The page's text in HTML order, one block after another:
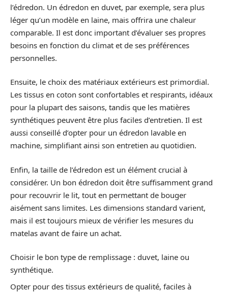
l’édredon. Un édredon en duvet, par exemple, sera plus
léger qu’un modèle en laine, mais offrira une chaleur
comparable. Il est donc important d’évaluer ses propres
besoins en fonction du climat et de ses préférences
personnelles.
Ensuite, le choix des matériaux extérieurs est primordial.
Les tissus en coton sont confortables et respirants, idéaux
pour la plupart des saisons, tandis que les matières
synthétiques peuvent être plus faciles d’entretien. Il est
aussi conseillé d’opter pour un édredon lavable en
machine, simplifiant ainsi son entretien au quotidien.
Enfin, la taille de l’édredon est un élément crucial à
considérer. Un bon édredon doit être suffisamment grand
pour recouvrir le lit, tout en permettant de bouger
aisément sans limites. Les dimensions standard varient,
mais il est toujours mieux de vérifier les mesures du
matelas avant de faire un achat.
Choisir le bon type de remplissage : duvet, laine ou
synthétique.
Opter pour des tissus extérieurs de qualité, faciles à